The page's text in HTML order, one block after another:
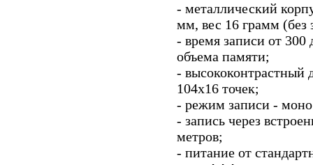
- металлический
мм, вес 16 грамм (без
- время записи от 300
объема памяти;
- высококонтрастный
104x16 точек;
- режим записи -
- запись через
метров;
- питание от